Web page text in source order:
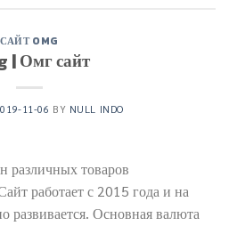
САЙТ OMG
| Омг сайт
11-06 BY NULL INDO
различных товаров
работает с 2015 года и на
развивается. Основная валюта